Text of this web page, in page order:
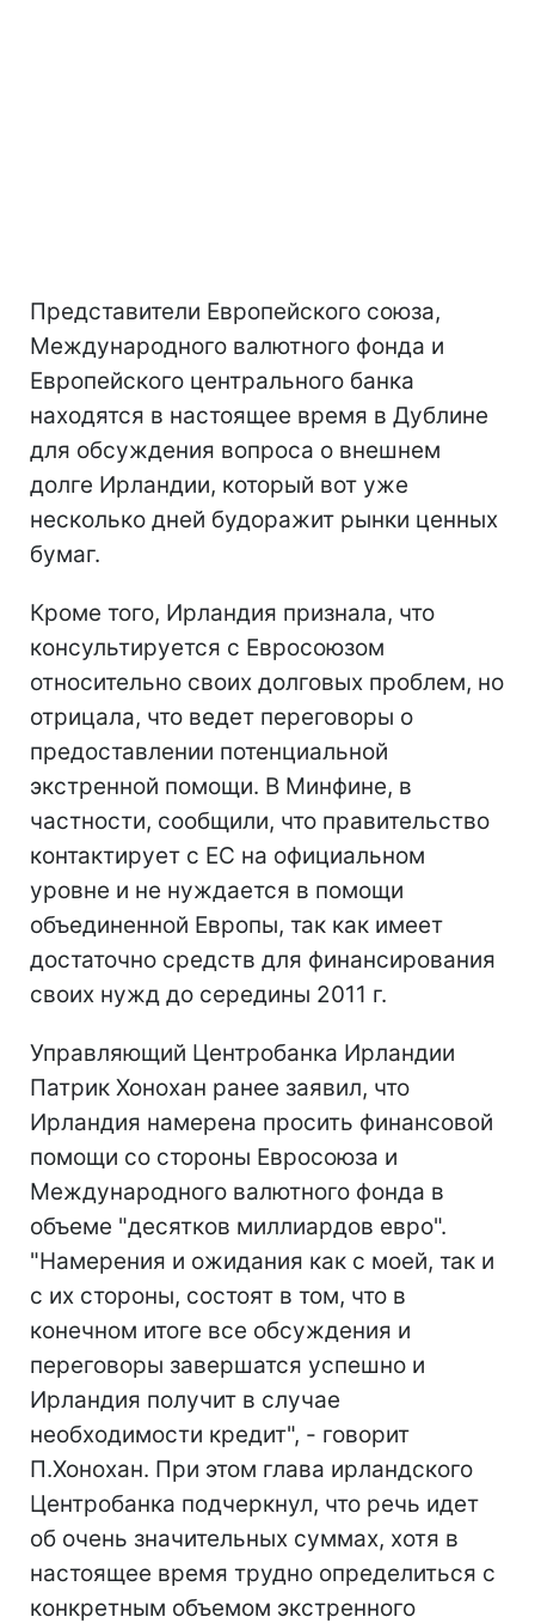
Представители Европейского союза,
Международного валютного фонда и
Европейского центрального банка
находятся в настоящее время в Дублине
для обсуждения вопроса о внешнем
долге Ирландии, который вот уже
несколько дней будоражит рынки ценных
бумаг.
Кроме того, Ирландия признала, что
консультируется с Евросоюзом
относительно своих долговых проблем, но
отрицала, что ведет переговоры о
предоставлении потенциальной
экстренной помощи. В Минфине, в
частности, сообщили, что правительство
контактирует с ЕС на официальном
уровне и не нуждается в помощи
объединенной Европы, так как имеет
достаточно средств для финансирования
своих нужд до середины 2011 г.
Управляющий Центробанка Ирландии
Патрик Хонохан ранее заявил, что
Ирландия намерена просить финансовой
помощи со стороны Евросоюза и
Международного валютного фонда в
объеме "десятков миллиардов евро".
"Намерения и ожидания как с моей, так и
с их стороны, состоят в том, что в
конечном итоге все обсуждения и
переговоры завершатся успешно и
Ирландия получит в случае
необходимости кредит", - говорит
П.Хонохан. При этом глава ирландского
Центробанка подчеркнул, что речь идет
об очень значительных суммах, хотя в
настоящее время трудно определиться с
конкретным объемом экстренного